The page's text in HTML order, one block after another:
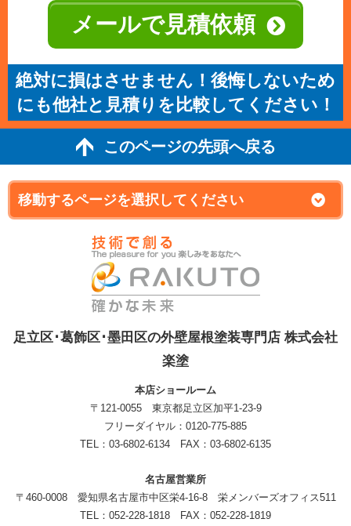
メールで見積依頼
絶対に損はさせません！後悔しないため
にも他社と見積りを比較してください！
このページの先頭へ戻る
足立区･葛飾区･墨田区の外壁屋根塗装専門店 株式会社
楽塗
本店ショールーム
〒121-0055 東京都足立区加平1-23-9
フリーダイヤル：0120-775-885
TEL：03-6802-6134 FAX：03-6802-6135
名古屋営業所
〒460-0008 愛知県名古屋市中区栄4-16-8 栄メンバーズオフィス511
TEL：052-228-1818 FAX：052-228-1819